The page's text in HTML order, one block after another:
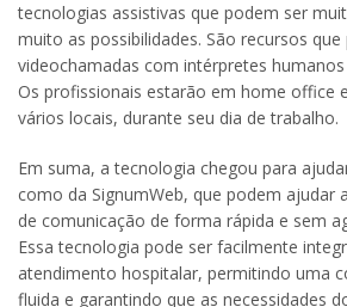
tecnologias assistivas que podem ser
muito as possibilidades. São recursos
videochamadas com intérpretes humanos
Os profissionais estarão em home office
vários locais, durante seu dia de trabalho.
Em suma, a tecnologia chegou para
como da SignumWeb, que podem ajudar
de comunicação de forma rápida e sem
Essa tecnologia pode ser facilmente
atendimento hospitalar, permitindo uma
fluida e garantindo que as necessidades